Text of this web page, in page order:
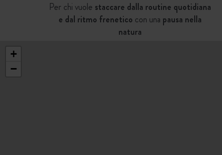
Per chi vuole staccare dalla routine quotidiana
e dal ritmo frenetico con una pausa nella
natura
+
−